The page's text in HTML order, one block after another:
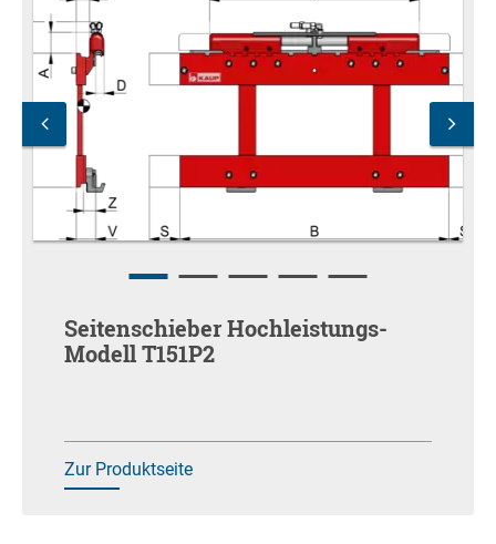
Seitenschieber Hochleistungs-
Modell T151P2
Zur Produktseite